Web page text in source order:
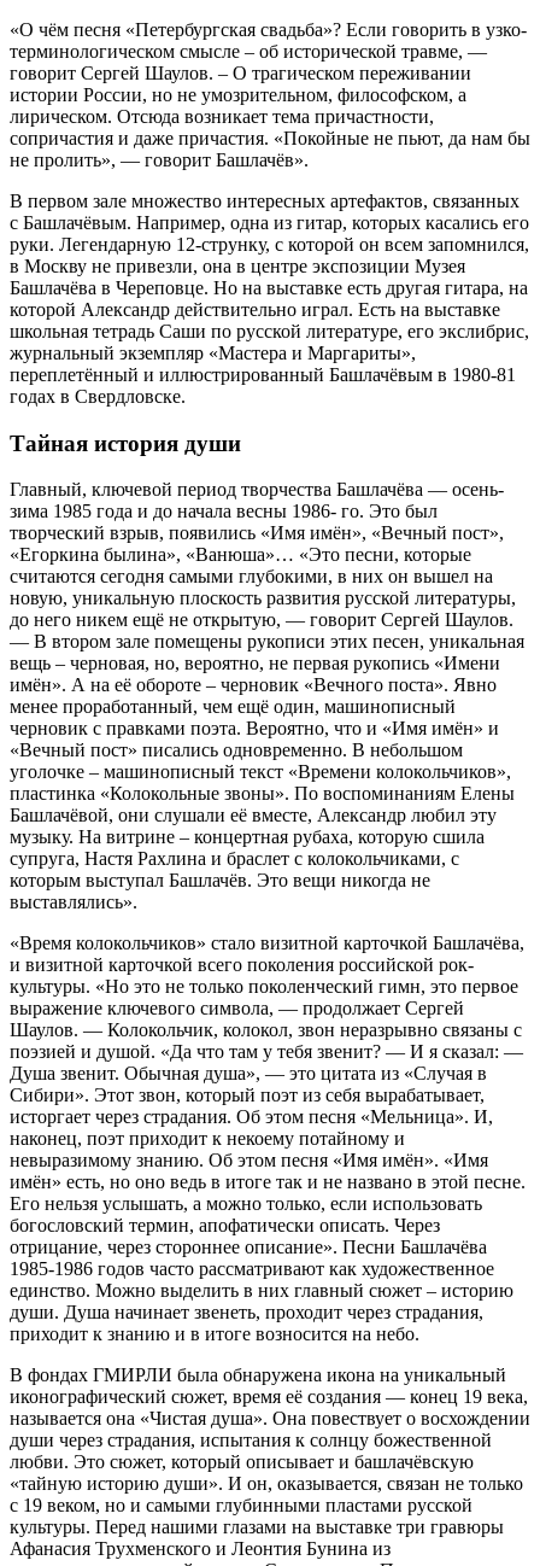
«О чём песня «Петербургская свадьба»? Если говорить в узко-
терминологическом смысле – об исторической травме, —
говорит Сергей Шаулов. – О трагическом переживании
истории России, но не умозрительном, философском, а
лирическом. Отсюда возникает тема причастности,
сопричастия и даже причастия. «Покойные не пьют, да нам бы
не пролить», — говорит Башлачёв».
В первом зале множество интересных артефактов, связанных
с Башлачёвым. Например, одна из гитар, которых касались его
руки. Легендарную 12-струнку, с которой он всем запомнился,
в Москву не привезли, она в центре экспозиции Музея
Башлачёва в Череповце. Но на выставке есть другая гитара, на
которой Александр действительно играл. Есть на выставке
школьная тетрадь Саши по русской литературе, его экслибрис,
журнальный экземпляр «Мастера и Маргариты»,
переплетённый и иллюстрированный Башлачёвым в 1980-81
годах в Свердловске.
Тайная история души
Главный, ключевой период творчества Башлачёва — осень-
зима 1985 года и до начала весны 1986- го. Это был
творческий взрыв, появились «Имя имён», «Вечный пост»,
«Егоркина былина», «Ванюша»… «Это песни, которые
считаются сегодня самыми глубокими, в них он вышел на
новую, уникальную плоскость развития русской литературы,
до него никем ещё не открытую, — говорит Сергей Шаулов.
— В втором зале помещены рукописи этих песен, уникальная
вещь – черновая, но, вероятно, не первая рукопись «Имени
имён». А на её обороте – черновик «Вечного поста». Явно
менее проработанный, чем ещё один, машинописный
черновик с правками поэта. Вероятно, что и «Имя имён» и
«Вечный пост» писались одновременно. В небольшом
уголочке – машинописный текст «Времени колокольчиков»,
пластинка «Колокольные звоны». По воспоминаниям Елены
Башлачёвой, они слушали её вместе, Александр любил эту
музыку. На витрине – концертная рубаха, которую сшила
супруга, Настя Рахлина и браслет с колокольчиками, с
которым выступал Башлачёв. Это вещи никогда не
выставлялись».
«Время колокольчиков» стало визитной карточкой Башлачёва,
и визитной карточкой всего поколения российской рок-
культуры. «Но это не только поколенческий гимн, это первое
выражение ключевого символа, — продолжает Сергей
Шаулов. — Колокольчик, колокол, звон неразрывно связаны с
поэзией и душой. «Да что там у тебя звенит? — И я сказал: —
Душа звенит. Обычная душа», — это цитата из «Случая в
Сибири». Этот звон, который поэт из себя вырабатывает,
исторгает через страдания. Об этом песня «Мельница». И,
наконец, поэт приходит к некоему потайному и
невыразимому знанию. Об этом песня «Имя имён». «Имя
имён» есть, но оно ведь в итоге так и не названо в этой песне.
Его нельзя услышать, а можно только, если использовать
богословский термин, апофатически описать. Через
отрицание, через стороннее описание». Песни Башлачёва
1985-1986 годов часто рассматривают как художественное
единство. Можно выделить в них главный сюжет – историю
души. Душа начинает звенеть, проходит через страдания,
приходит к знанию и в итоге возносится на небо.
В фондах ГМИРЛИ была обнаружена икона на уникальный
иконографический сюжет, время её создания — конец 19 века,
называется она «Чистая душа». Она повествует о восхождении
души через страдания, испытания к солнцу божественной
любви. Это сюжет, который описывает и башлачёвскую
«тайную историю души». И он, оказывается, связан не только
с 19 веком, но и самыми глубинными пластами русской
культуры. Перед нашими глазами на выставке три гравюры
Афанасия Трухменского и Леонтия Бунина из